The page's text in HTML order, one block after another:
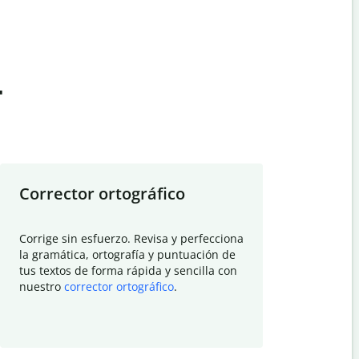
Corrector ortográfico
Corrige sin esfuerzo. Revisa y perfecciona
la gramática, ortografía y puntuación de
tus textos de forma rápida y sencilla con
nuestro corrector ortográfico.